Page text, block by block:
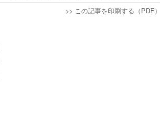
>> この記事を印刷する（PDF）